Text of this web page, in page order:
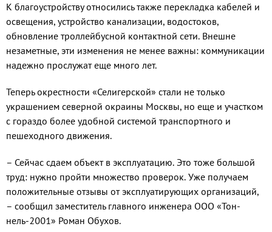
К благоустройству относились также перекладка кабелей и
осве­щения, устройство канализации, водостоков,
обновление троллей­бусной контактной сети. Внешне
незаметные, эти изменения не ме­нее важны: коммуникации
надеж­но прослужат еще много лет.
Теперь окрестности «Селигер­ской» стали не только
украшени­ем северной окраины Москвы, но еще и участком
с гораздо более удобной системой транспортного и
пешеходного движения.
– Сейчас сдаем объект в эксплу­атацию. Это тоже большой
труд: нужно пройти множество прове­рок. Уже получаем
положитель­ные отзывы от эксплуатирующих организаций,
– сообщил замести­тель главного инженера ООО «Тон­
нель-2001» Роман Обухов.